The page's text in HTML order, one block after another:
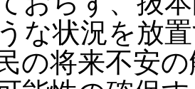
な状況を放
の将来不安